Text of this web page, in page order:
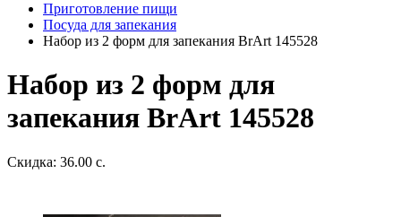
Приготовление пищи
Посуда для запекания
Набор из 2 форм для запекания BrArt 145528
Набор из 2 форм для
запекания BrArt 145528
Скидка: 36.00 с.